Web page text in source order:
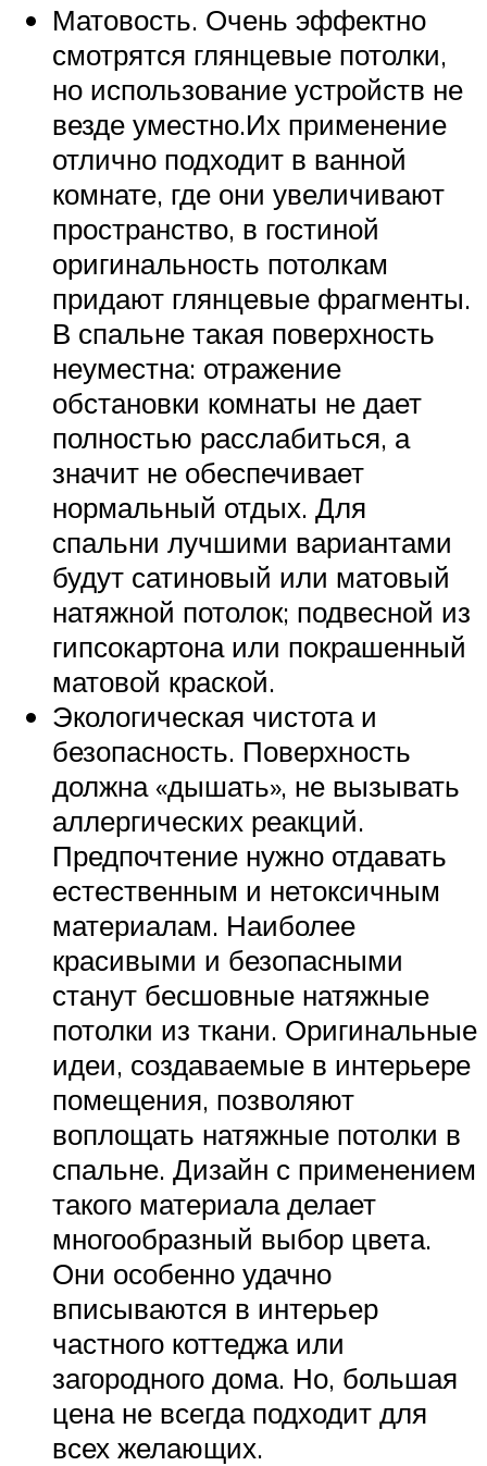
Матовость. Очень эффектно
смотрятся глянцевые потолки,
но использование устройств не
везде уместно.Их применение
отлично подходит в ванной
комнате, где они увеличивают
пространство, в гостиной
оригинальность потолкам
придают глянцевые фрагменты.
В спальне такая поверхность
неуместна: отражение
обстановки комнаты не дает
полностью расслабиться, а
значит не обеспечивает
нормальный отдых. Для
спальни лучшими вариантами
будут сатиновый или матовый
натяжной потолок; подвесной из
гипсокартона или покрашенный
матовой краской.
Экологическая чистота и
безопасность. Поверхность
должна «дышать», не вызывать
аллергических реакций.
Предпочтение нужно отдавать
естественным и нетоксичным
материалам. Наиболее
красивыми и безопасными
станут бесшовные натяжные
потолки из ткани. Оригинальные
идеи, создаваемые в интерьере
помещения, позволяют
воплощать натяжные потолки в
спальне. Дизайн с применением
такого материала делает
многообразный выбор цвета.
Они особенно удачно
вписываются в интерьер
частного коттеджа или
загородного дома. Но, большая
цена не всегда подходит для
всех желающих.